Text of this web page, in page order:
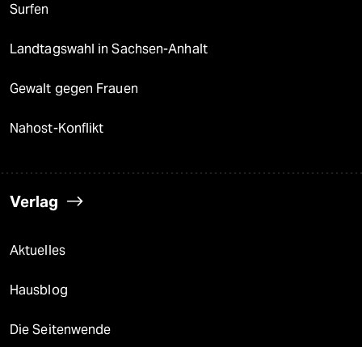
Surfen
Landtagswahl in Sachsen-Anhalt
Gewalt gegen Frauen
Nahost-Konflikt
Verlag
Aktuelles
Hausblog
Die Seitenwende